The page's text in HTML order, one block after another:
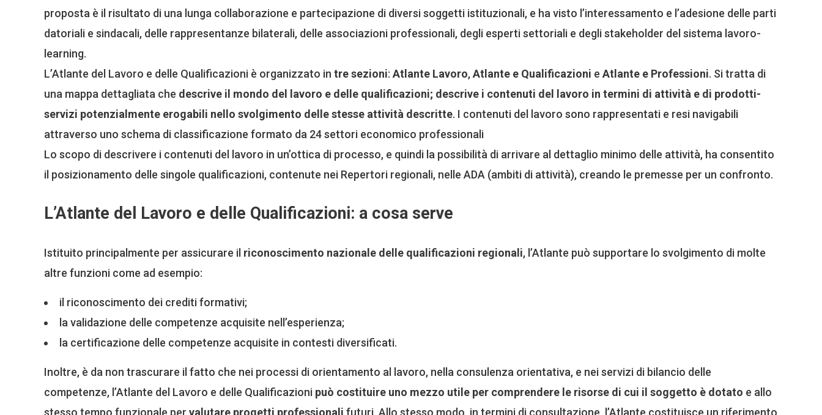
proposta è il risultato di una lunga collaborazione e partecipazione di diversi soggetti istituzionali, e ha visto l’interessamento e l’adesione delle parti
datoriali e sindacali, delle rappresentanze bilaterali, delle associazioni professionali, degli esperti settoriali e degli stakeholder del sistema lavoro-
learning.
L’Atlante del Lavoro e delle Qualificazioni è organizzato in tre sezioni: Atlante Lavoro,Atlante e Qualificazioni e Atlante e Professioni. Si tratta di
una mappa dettagliata che descrive il mondo del lavoro e delle qualificazioni; descrive i contenuti del lavoro in termini di attività e di prodotti-
servizi potenzialmente erogabili nello svolgimento delle stesse attività descritte. I contenuti del lavoro sono rappresentati e resi navigabili
attraverso uno schema di classificazione formato da 24 settori economico professionali
Lo scopo di descrivere i contenuti del lavoro in un’ottica di processo, e quindi la possibilità di arrivare al dettaglio minimo delle attività, ha consentito
il posizionamento delle singole qualificazioni, contenute nei Repertori regionali, nelle ADA (ambiti di attività), creando le premesse per un confronto.
L’Atlante del Lavoro e delle Qualificazioni: a cosa serve
Istituito principalmente per assicurare il riconoscimento nazionale delle qualificazioni regionali, l’Atlante può supportare lo svolgimento di molte
altre funzioni come ad esempio:
il riconoscimento dei crediti formativi;
la validazione delle competenze acquisite nell’esperienza;
la certificazione delle competenze acquisite in contesti diversificati.
Inoltre, è da non trascurare il fatto che nei processi di orientamento al lavoro, nella consulenza orientativa, e nei servizi di bilancio delle
competenze, l’Atlante del Lavoro e delle Qualificazioni può costituire uno mezzo utile per comprendere le risorse di cui il soggetto è dotato e allo
stesso tempo funzionale per valutare progetti professionali futuri. Allo stesso modo, in termini di consultazione, l’Atlante costituisce un riferimento